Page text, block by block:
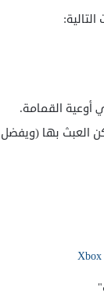
أوعية القمامة.
العبث بها (ويفضل
كيف تغير
خطط لياقتك البدنية؟
كيف تسافر بوعي
آيف!